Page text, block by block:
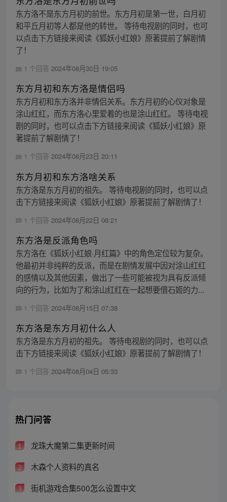
东方洛不是东方月初的前世。东方月初是第一世，白月初
和平丘月初等人都是他的转世。 等待电视剧的同时，也可
以点击下方链接来阅读《狐妖小红娘》原著提前了解剧情
了！
1 个回答 2024年08月30日 19:05
东方月初和东方洛是情侣吗
东方月初和东方洛并非情侣关系。东方月初的心仪对象是
涂山红红，而东方洛心里爱着的也是涂山红红。 等待电视
剧的同时，也可以点击下方链接来阅读《狐妖小红娘》原
著提前了解剧情了！
1 个回答 2024年08月23日 20:11
东方月初和东方洛啥关系
东方洛是东方月初的祖先。 等待电视剧的同时，也可以点
击下方链接来阅读《狐妖小红娘》原著提前了解剧情了！
1 个回答 2024年08月22日 06:21
东方洛是反派角色吗
东方洛在《狐妖小红娘·月红篇》中的角色定位较为复杂。
他最初并非纯粹的反派，而是在剧情发展中因对涂山红红
的感情以及其他因素，做出了一些可能被视为具有反派倾
向的行为，比如为了和涂山红红在一起想要借石姬的力...
1 个回答 2024年08月15日 07:38
东方洛是东方月初什么人
东方洛是东方月初的祖先。 等待电视剧的同时，也可以点
击下方链接来阅读《狐妖小红娘》原著提前了解剧情了！
1 个回答 2024年08月04日 05:33
热门问答
1 龙珠大魔第二集更新时间
2 木森个人资料的真名
3 街机游戏合集500怎么设置中文